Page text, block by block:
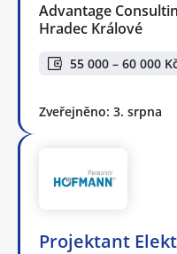
Advantage
Hradec Králové
55 000 – 60 000
Zveřejněno: 3. srpna
Projektant